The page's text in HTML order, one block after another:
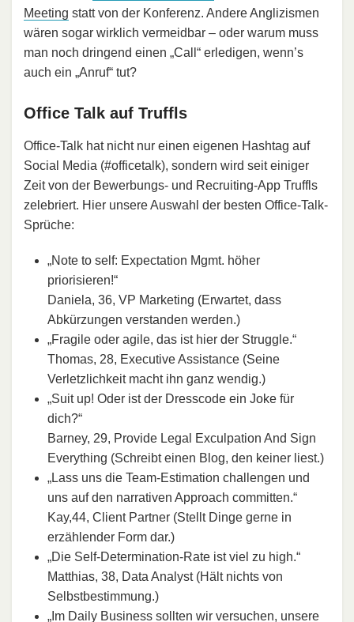
Meeting statt von der Konferenz. Andere Anglizismen
wären sogar wirklich vermeidbar – oder warum muss
man noch dringend einen „Call“ erledigen, wenn’s
auch ein „Anruf“ tut?
Office Talk auf Truffls
Office-Talk hat nicht nur einen eigenen Hashtag auf
Social Media (#officetalk), sondern wird seit einiger
Zeit von der Bewerbungs- und Recruiting-App Truffls
zelebriert. Hier unsere Auswahl der besten Office-Talk-
Sprüche:
„Note to self: Expectation Mgmt. höher
priorisieren!“
Daniela, 36, VP Marketing (Erwartet, dass
Abkürzungen verstanden werden.)
„Fragile oder agile, das ist hier der Struggle.“
Thomas, 28, Executive Assistance (Seine
Verletzlichkeit macht ihn ganz wendig.)
„Suit up! Oder ist der Dresscode ein Joke für
dich?“
Barney, 29, Provide Legal Exculpation And Sign
Everything (Schreibt einen Blog, den keiner liest.)
„Lass uns die Team-Estimation challengen und
uns auf den narrativen Approach committen.“
Kay,44, Client Partner (Stellt Dinge gerne in
erzählender Form dar.)
„Die Self-Determination-Rate ist viel zu high.“
Matthias, 38, Data Analyst (Hält nichts von
Selbstbestimmung.)
„Im Daily Business sollten wir versuchen, unsere